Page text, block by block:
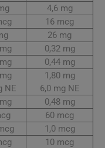
4,6 mg
16 mcg
26 mg
0,32 mg
0,44 mg
NE
1,80 mg
6,0 mg NE
0,48 mg
60 mcg
1,0 mcg
10 mcg